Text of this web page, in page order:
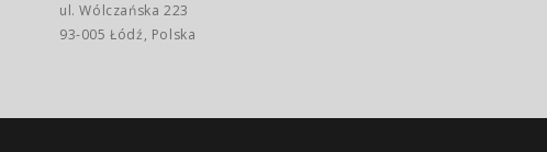
ul. Wólczańska 223
93-005 Łódź, Polska